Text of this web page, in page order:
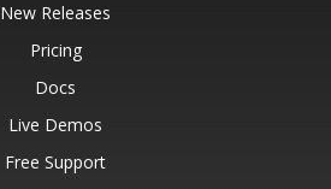
New Releases
Pricing
Docs
Live Demos
Free Support